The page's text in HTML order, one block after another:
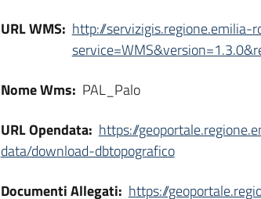
URL WMS: http://
Nome Wms: PAL_Palo
URL Opendata: https://
data/download-dbtopografico
Documenti Allegati: https://